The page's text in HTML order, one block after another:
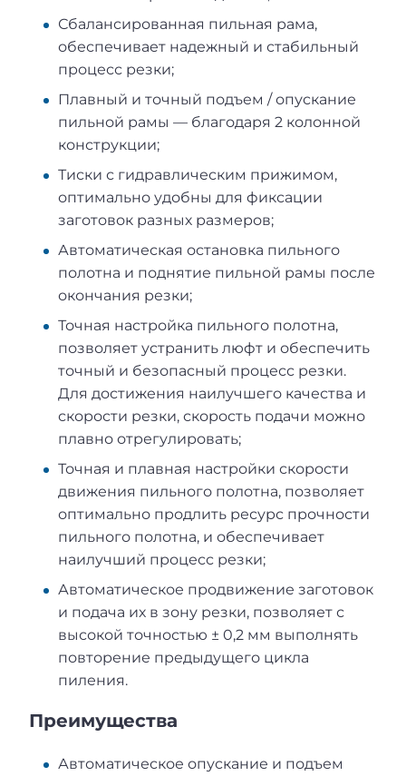
Сбалансированная пильная рама,
обеспечивает надежный и стабильный
процесс резки;
Плавный и точный подъем / опускание
пильной рамы — благодаря 2 колонной
конструкции;
Тиски с гидравлическим прижимом,
оптимально удобны для фиксации
заготовок разных размеров;
Автоматическая остановка пильного
полотна и поднятие пильной рамы после
окончания резки;
Точная настройка пильного полотна,
позволяет устранить люфт и обеспечить
точный и безопасный процесс резки.
Для достижения наилучшего качества и
скорости резки, скорость подачи можно
плавно отрегулировать;
Точная и плавная настройки скорости
движения пильного полотна, позволяет
оптимально продлить ресурс прочности
пильного полотна, и обеспечивает
наилучший процесс резки;
Автоматическое продвижение заготовок
и подача их в зону резки, позволяет с
высокой точностью ± 0,2 мм выполнять
повторение предыдущего цикла
пиления.
Преимущества
Автоматическое опускание и подъем